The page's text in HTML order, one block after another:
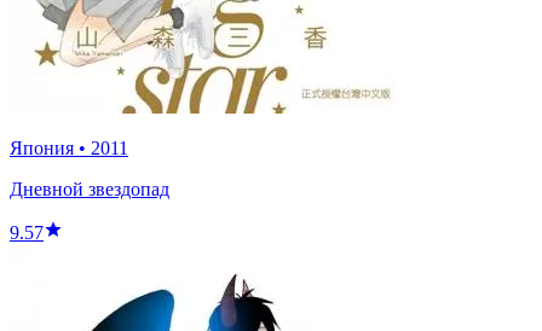
Япония • 2011
Дневной звездопад
9.57